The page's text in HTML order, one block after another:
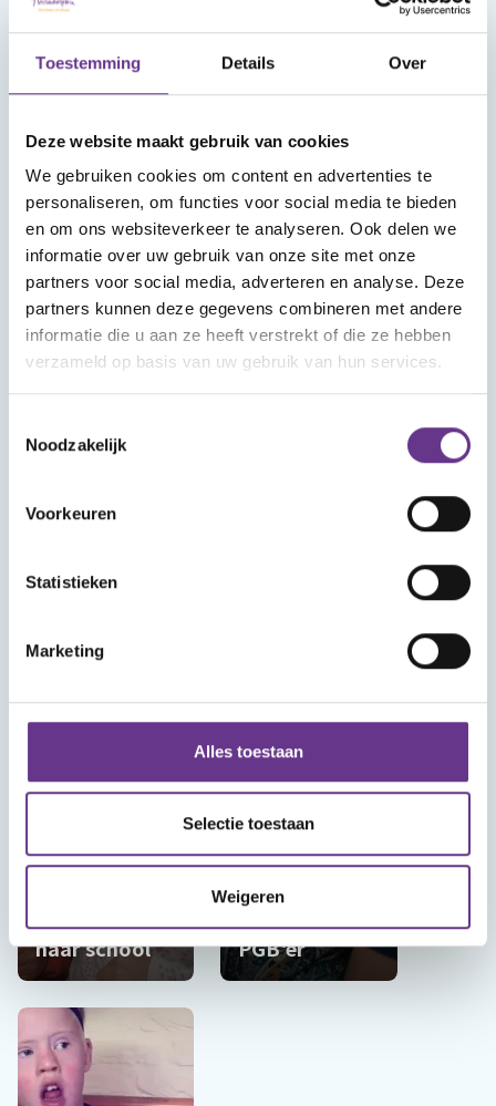
Toestemming Details Over
Deze website maakt gebruik van cookies
We gebruiken cookies om content en advertenties te
personaliseren, om functies voor social media te bieden
en om ons websiteverkeer te analyseren. Ook delen we
informatie over uw gebruik van onze site met onze
partners voor social media, adverteren en analyse. Deze
partners kunnen deze gegevens combineren met andere
informatie die u aan ze heeft verstrekt of die ze hebben
verzameld op basis van uw gebruik van hun services.
Noodzakelijk
Voorkeuren
Statistieken
Marketing
Alles toestaan
Selectie toestaan
Weigeren
zwemles
VERHAAL
De zoektocht
hulpmiddelen
en doelen
naar school
VERHAAL
Dagbesteding
of school,
PGB'er